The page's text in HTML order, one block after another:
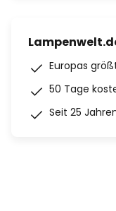
Europas
50 Tage
Seit 25